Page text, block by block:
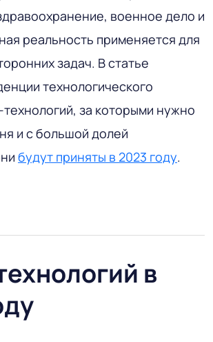
военное дело и
реальность применяется для
задач. В статье
технологического
за которыми нужно
и с большой долей
будут приняты в 2023 году.
в